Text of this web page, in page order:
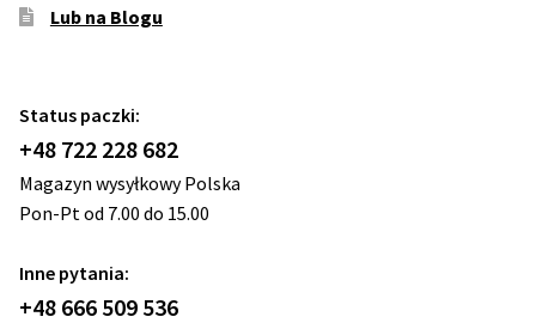
Lub na Blogu
Status paczki:
+48 722 228 682
Magazyn wysyłkowy Polska
Pon-Pt od 7.00 do 15.00
Inne pytania:
+48 666 509 536